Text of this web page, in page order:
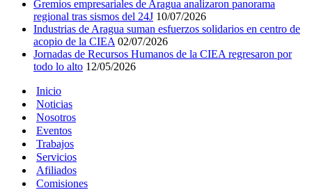
Gremios empresariales de Aragua analizaron panorama
regional tras sismos del 24J 10/07/2026
Industrias de Aragua suman esfuerzos solidarios en centro de
acopio de la CIEA 02/07/2026
Jornadas de Recursos Humanos de la CIEA regresaron por
todo lo alto 12/05/2026
Inicio
Noticias
Nosotros
Eventos
Trabajos
Servicios
Afiliados
Comisiones